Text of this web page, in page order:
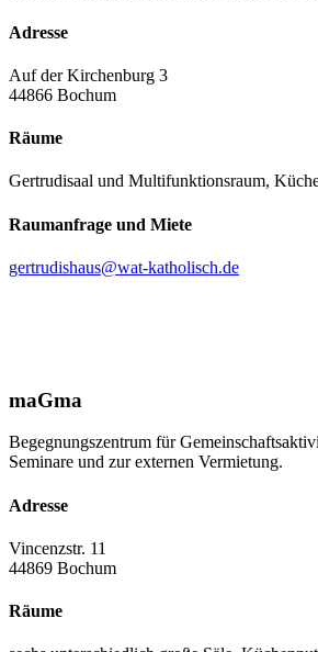
Adresse
Auf der Kirchenburg 3
44866 Bochum
Räume
Gertrudisaal und Multifunktionsraum,
Raumanfrage und Miete
gertrudishaus@wat-katholisch.de
maGma
Begegnungszentrum für
Seminare und zur externen Vermietung.
Adresse
Vincenzstr. 11
44869 Bochum
Räume